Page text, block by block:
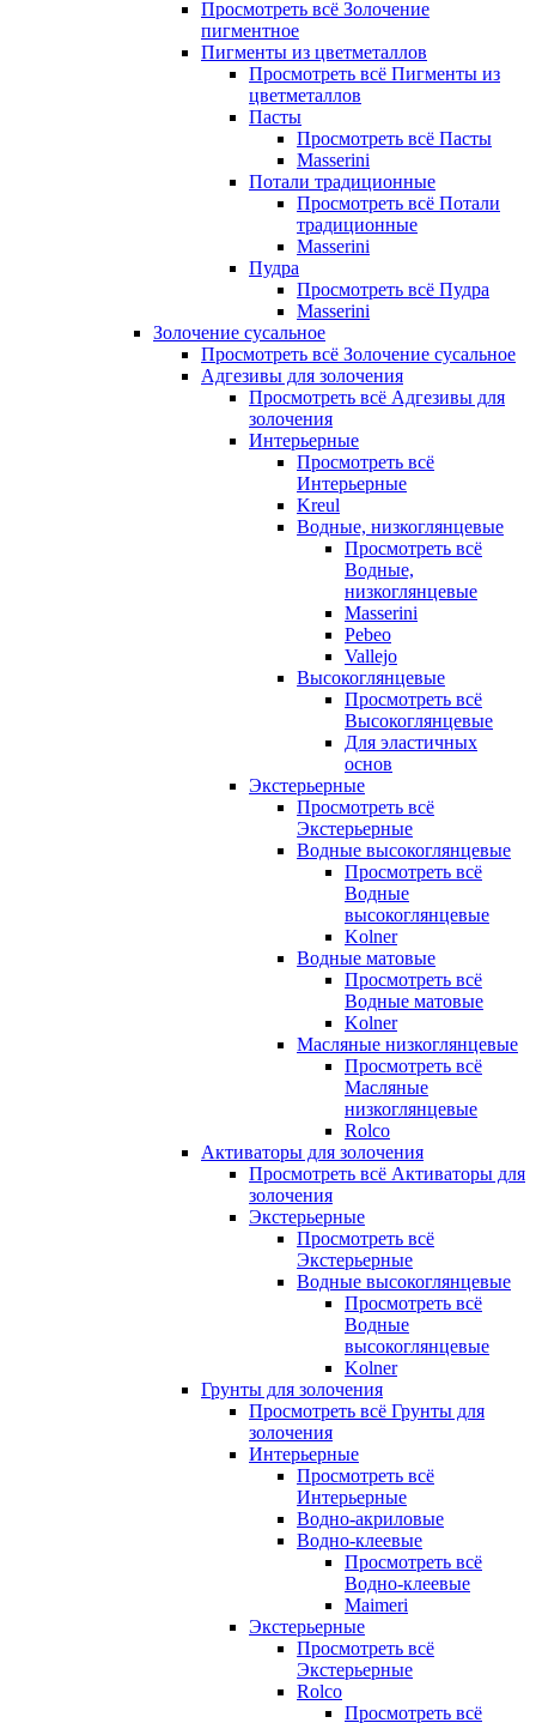
Просмотреть всё Золочение
пигментное
Пигменты из цветметаллов
Просмотреть всё Пигменты из
цветметаллов
Пасты
Просмотреть всё Пасты
Masserini
Потали традиционные
Просмотреть всё Потали
традиционные
Masserini
Пудра
Просмотреть всё Пудра
Masserini
Золочение сусальное
Просмотреть всё Золочение сусальное
Адгезивы для золочения
Просмотреть всё Адгезивы для
золочения
Интерьерные
Просмотреть всё
Интерьерные
Kreul
Водные, низкоглянцевые
Просмотреть всё
Водные,
низкоглянцевые
Masserini
Pebeo
Vallejo
Высокоглянцевые
Просмотреть всё
Высокоглянцевые
Для эластичных
основ
Экстерьерные
Просмотреть всё
Экстерьерные
Водные высокоглянцевые
Просмотреть всё
Водные
высокоглянцевые
Kolner
Водные матовые
Просмотреть всё
Водные матовые
Kolner
Масляные низкоглянцевые
Просмотреть всё
Масляные
низкоглянцевые
Rolco
Активаторы для золочения
Просмотреть всё Активаторы для
золочения
Экстерьерные
Просмотреть всё
Экстерьерные
Водные высокоглянцевые
Просмотреть всё
Водные
высокоглянцевые
Kolner
Грунты для золочения
Просмотреть всё Грунты для
золочения
Интерьерные
Просмотреть всё
Интерьерные
Водно-акриловые
Водно-клеевые
Просмотреть всё
Водно-клеевые
Maimeri
Экстерьерные
Просмотреть всё
Экстерьерные
Rolco
Просмотреть всё